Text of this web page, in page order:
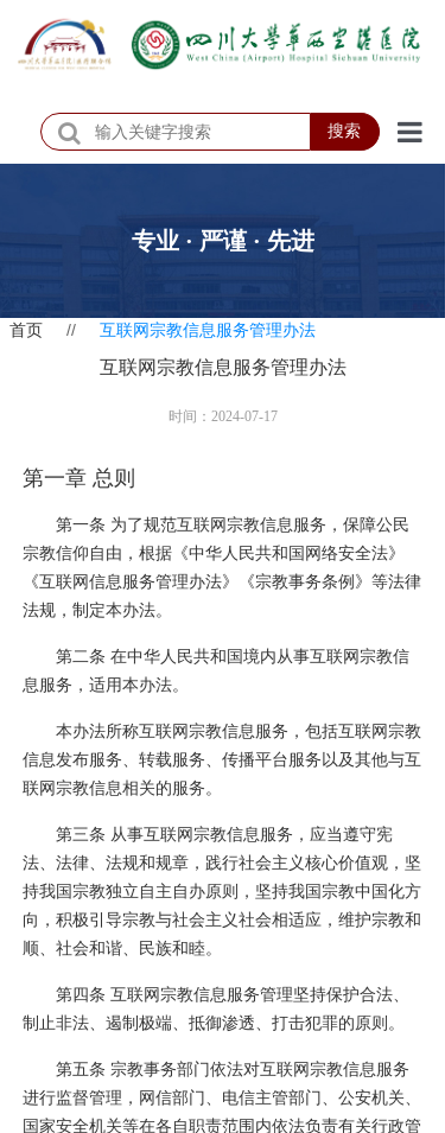
搜索
患者服务
党建工作
院务公开
健康须知
专题专栏
专业 · 严谨 · 先进
互联网宗教信息服务管理办法
时间：2024-07-17
第一章 总则
第一条 为了规范互联网宗教信息服务，保障公民
宗教信仰自由，根据《中华人民共和国网络安全法》
《互联网信息服务管理办法》《宗教事务条例》等法律
法规，制定本办法。
第二条 在中华人民共和国境内从事互联网宗教信
息服务，适用本办法。
本办法所称互联网宗教信息服务，包括互联网宗教
信息发布服务、转载服务、传播平台服务以及其他与互
联网宗教信息相关的服务。
第三条 从事互联网宗教信息服务，应当遵守宪
法、法律、法规和规章，践行社会主义核心价值观，坚
持我国宗教独立自主自办原则，坚持我国宗教中国化方
向，积极引导宗教与社会主义社会相适应，维护宗教和
顺、社会和谐、民族和睦。
第四条 互联网宗教信息服务管理坚持保护合法、
制止非法、遏制极端、抵御渗透、打击犯罪的原则。
第五条 宗教事务部门依法对互联网宗教信息服务
进行监督管理，网信部门、电信主管部门、公安机关、
国家安全机关等在各自职责范围内依法负责有关行政管
首页 // 互联网宗教信息服务管理办法